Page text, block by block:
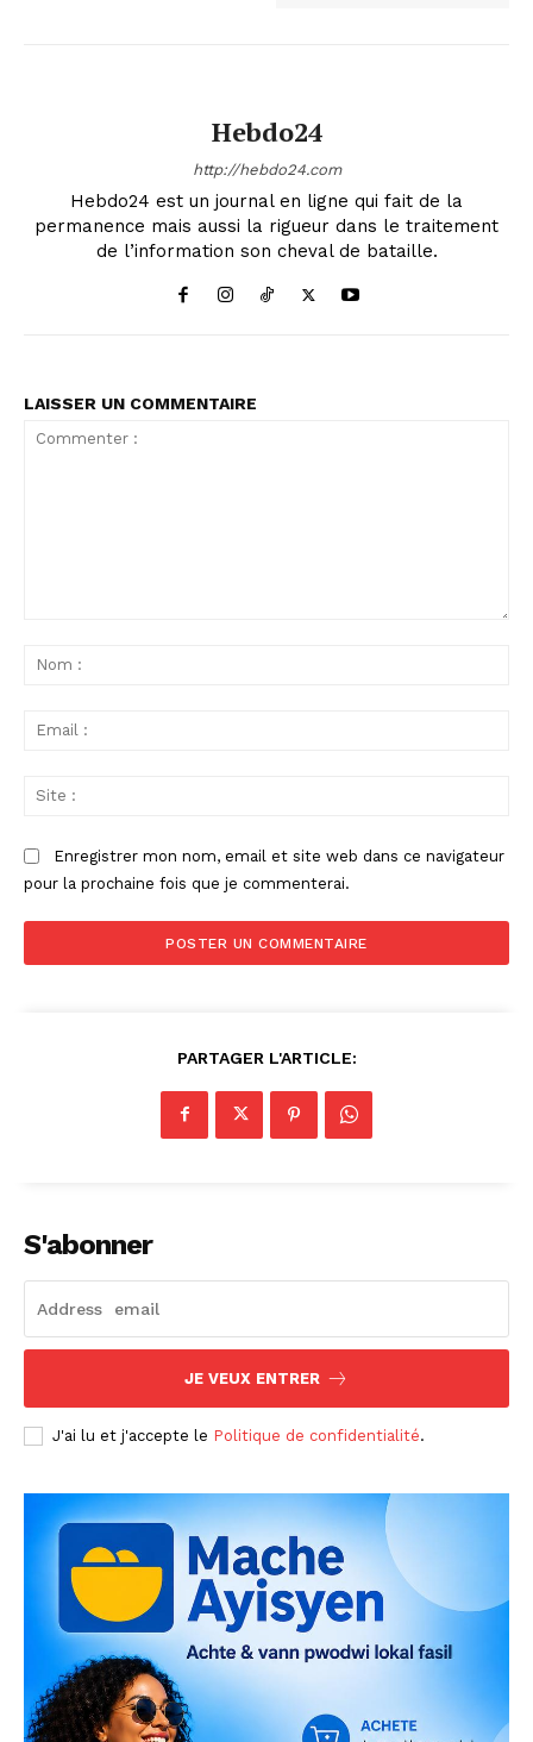
Hebdo24
http://hebdo24.com
Hebdo24 est un journal en ligne qui fait de la
permanence mais aussi la rigueur dans le traitement
de l’information son cheval de bataille.
LAISSER UN COMMENTAIRE
Enregistrer mon nom, email et site web dans ce navigateur
pour la prochaine fois que je commenterai.
PARTAGER L'ARTICLE:
S'abonner
JE VEUX ENTRER
J'ai lu et j'accepte le Politique de confidentialité.